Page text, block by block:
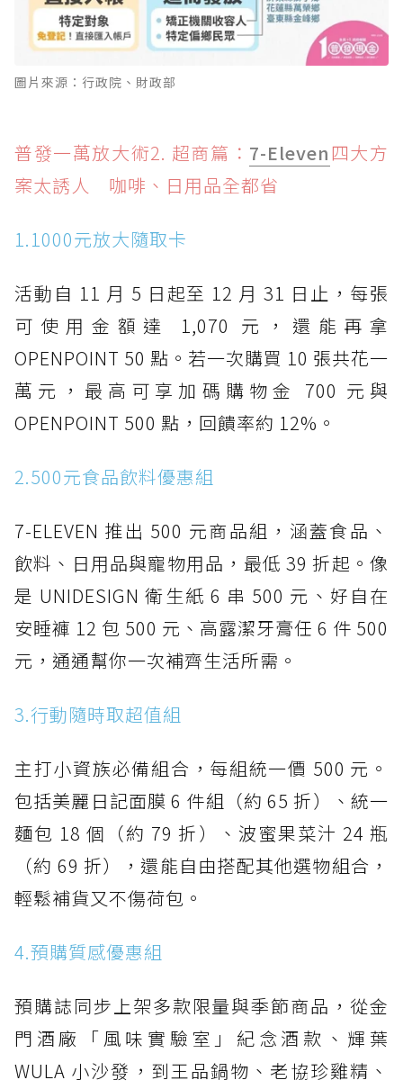
圖片來源：行政院、財政部
普發一萬放大術2. 超商篇： 7-Eleven四大方
案太誘人 咖啡、日用品全都省
1.1000元放大隨取卡
活動自 11 月 5 日起至 12 月 31 日止，每張
可使用金額達 1,070 元，還能再拿
OPENPOINT 50 點。若一次購買 10 張共花一
萬元，最高可享加碼購物金 700 元與
OPENPOINT 500 點，回饋率約 12%。
2.500元食品飲料優惠組
7-ELEVEN 推出 500 元商品組，涵蓋食品、
飲料、日用品與寵物用品，最低 39 折起。像
是 UNIDESIGN 衛生紙 6 串 500 元、好自在
安睡褲 12 包 500 元、高露潔牙膏任 6 件 500
元，通通幫你一次補齊生活所需。
3.行動隨時取超值組
主打小資族必備組合，每組統一價 500 元。
包括美麗日記面膜 6 件組（約 65 折）、統一
麵包 18 個（約 79 折）、波蜜果菜汁 24 瓶
（約 69 折），還能自由搭配其他選物組合，
輕鬆補貨又不傷荷包。
4.預購質感優惠組
預購誌同步上架多款限量與季節商品，從金
門酒廠「風味實驗室」紀念酒款、輝葉
WULA 小沙發，到王品鍋物、老協珍雞精、